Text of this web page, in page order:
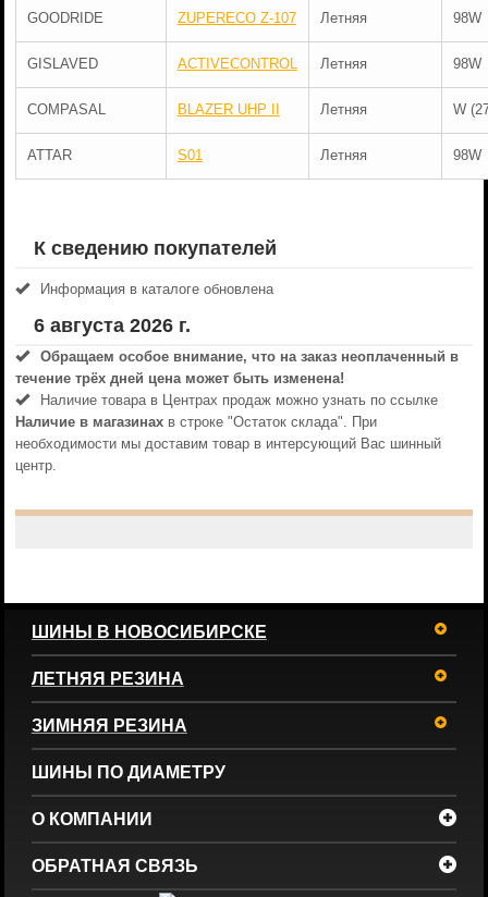
GOODRIDE ZUPERECO Z-107 Летняя 98W
GISLAVED ACTIVECONTROL Летняя 98W
COMPASAL BLAZER UHP II Летняя W
ATTAR S01 Летняя 98W
К сведению покупателей
Информация в каталоге обновлена
6 августа 2026 г.
Обращаем особое внимание, что на заказ неоплаченный в
течениe трёх дней цена может быть изменена!
Наличие товара в Центрах продаж можно узнать по ссылке
Наличие в магазинахв строке "Остаток склада". При
необходимости мы доставим товар в интерсующий Вас шинный
центр.
ШИНЫ В НОВОСИБИРСКЕ
ЛЕТНЯЯ РЕЗИНА
ЗИМНЯЯ РЕЗИНА
ШИНЫ ПО ДИАМЕТРУ
О КОМПАНИИ
ОБРАТНАЯ СВЯЗЬ